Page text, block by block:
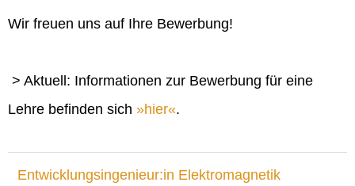
Wir freuen uns auf Ihre Bewerbung!
> Aktuell: Informationen zur Bewerbung für eine
Lehre befinden sich
hier .
Entwicklungsingenieur:in Elektromagnetik